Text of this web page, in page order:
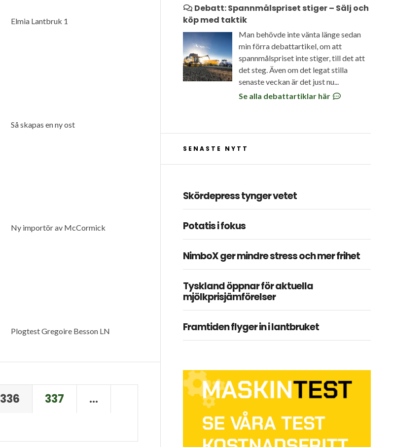
Elmia Lantbruk 1
Så skapas en ny ost
Ny importör av McCormick
Plogtest Gregoire Besson LN
336 337
…
Debatt: Spannmålspriset stiger – Sälj och
köp med taktik
Man behövde inte vänta länge sedan
min förra debattartikel, om att
spannmålspriset inte stiger, till det att
det steg. Även om det legat stilla
senaste veckan är det just nu...
Se alla debattartiklar här
SENASTE NYTT
Skördepress tynger vetet
Potatis i fokus
NimboX ger mindre stress och mer frihet
Tyskland öppnar för aktuella
mjölkprisjämförelser
Framtiden flyger in i lantbruket